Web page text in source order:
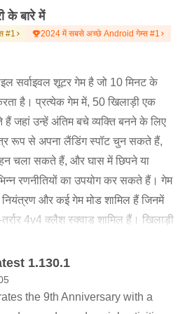
के बारे में
#1 2024 में सबसे अच्छे Android गेम्स #1
सर्वाइवल शूटर गेम है जो 10 मिनट के
है। प्रत्येक गेम में, 50 खिलाड़ी एक
हैं जहां उन्हें अंतिम बचे व्यक्ति बनने के लिए
रूप से अपना लैंडिंग स्पॉट चुन सकते हैं,
चला सकते हैं, और घास में छिपने या
रणनीतियों का उपयोग कर सकते हैं। गेम
नियंत्रण और कई गेम मोड शामिल हैं जिनमें
4v4 क्लैश स्क्वाड शामिल हैं। खिलाड़ी
चैट के साथ 4 लोगों तक के दल बना
कोलैबोरेशन पेश करता है, जैसे हाल
हिडन लीफ विलेज मैप, नाइन टेल्स इवेंट्स
रणनीतिक गेमप्ले, सर्वाइवल एलिमेंट्स और
1.130.1
the 9th Anniversary with a